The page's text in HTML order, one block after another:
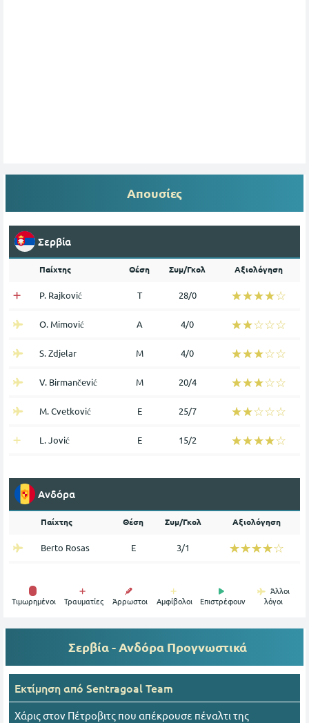
Απουσίες
Σερβία
Παίχτης Θέση Συμ/Γκολ Αξιολόγηση
P. Rajković Τ 28/0 ☆☆☆☆☆
★★★★★
O. Mimović Α 4/0 ☆☆☆☆☆
★★★★★
S. Zdjelar Μ 4/0 ☆☆☆☆☆
★★★★★
V. Birmančević Μ 20/4 ☆☆☆☆☆
★★★★★
M. Cvetković Ε 25/7 ☆☆☆☆☆
★★★★★
L. Jović Ε 15/2 ☆☆☆☆☆
★★★★★
Ανδόρα
Παίχτης Θέση Συμ/Γκολ Αξιολόγηση
Berto Rosas Ε 3/1 ☆☆☆☆☆
★★★★★
Tιμωρημένοι Τραυματίες Άρρωστοι Αμφίβολοι Επιστρέφουν
Άλλοι
λόγοι
Σερβία - Ανδόρα Προγνωστικά
Εκτίμηση από Sentragoal Team
Χάρις στον Πέτροβιτς που απέκρουσε πέναλτι της